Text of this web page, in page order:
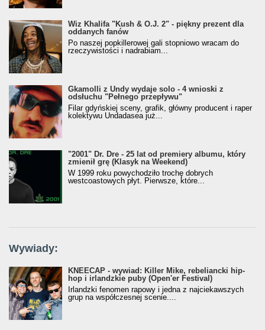
Wiz Khalifa "Kush & O.J. 2" - piękny prezent dla
oddanych fanów
Po naszej popkillerowej gali stopniowo wracam do
rzeczywistości i nadrabiam...
Gkamolli z Undy wydaje solo - 4 wnioski z
odsłuchu "Pełnego przepływu"
Filar gdyńskiej sceny, grafik, główny producent i raper
kolektywu Undadasea już...
"2001" Dr. Dre - 25 lat od premiery albumu, który
zmienił grę (Klasyk na Weekend)
W 1999 roku powychodziło trochę dobrych
westcoastowych płyt. Pierwsze, które...
Wywiady:
KNEECAP - wywiad: Killer Mike, rebeliancki hip-
hop i irlandzkie puby (Open'er Festival)
Irlandzki fenomen rapowy i jedna z najciekawszych
grup na współczesnej scenie....